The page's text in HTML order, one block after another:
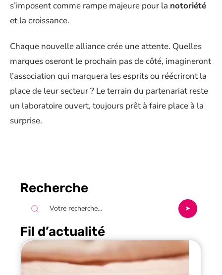
s’imposent comme rampe majeure pour la notoriété
et la croissance.
Chaque nouvelle alliance crée une attente. Quelles
marques oseront le prochain pas de côté, imagineront
l’association qui marquera les esprits ou réécriront la
place de leur secteur ? Le terrain du partenariat reste
un laboratoire ouvert, toujours prêt à faire place à la
surprise.
Recherche
Fil d’actualité